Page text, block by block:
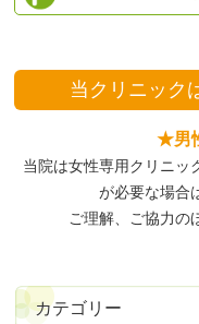
当クリニック
★男
当院は女性専用クリニッ
が必要な場合
ご理解、ご協力の
カテゴリー